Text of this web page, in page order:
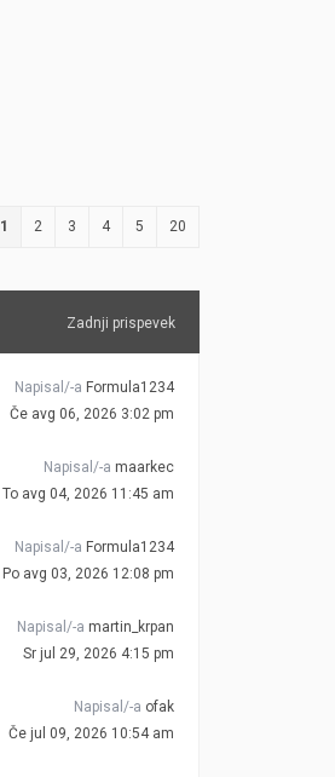
1 2 3 4 5 20
Zadnji prispevek
Napisal/-a Formula1234
Če avg 06, 2026 3:02 pm
Napisal/-a maarkec
To avg 04, 2026 11:45 am
Napisal/-a Formula1234
Po avg 03, 2026 12:08 pm
Napisal/-a martin_krpan
Sr jul 29, 2026 4:15 pm
Napisal/-a ofak
Če jul 09, 2026 10:54 am